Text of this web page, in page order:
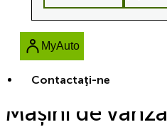
Contactaţi-ne
MyAuto
Mașini de